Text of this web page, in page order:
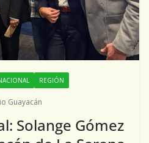
REGIÓN
Guayacán
Solange Gómez